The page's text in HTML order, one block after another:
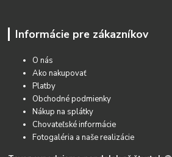
Informácie pre zákazníkov
O nás
Ako nakupovať
Platby
Obchodné podmienky
Nákup na splátky
Chovateľské informácie
Fotogaléria a naše realizácie